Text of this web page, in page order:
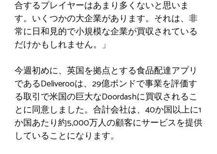
合するプレイヤーはあまり多くないと思いま
す。いくつかの大企業があります。それは、非
常に日和見的で小規模な企業が買収されている
だけかもしれません。」
今週初めに、英国を拠点とする食品配達アプリ
であるDeliverooは、29億ポンドで事業を評価す
る取引で米国の巨大なDoordashに買収されるこ
とに同意しました。合計会社は、40か国以上に1
か国あたり約5,000万人の顧客にサービスを提供
していることになります。